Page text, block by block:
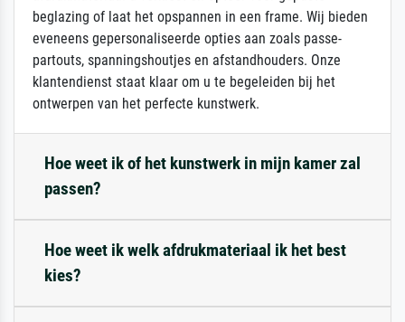
beglazing of laat het opspannen in een frame. Wij bieden
eveneens gepersonaliseerde opties aan zoals passe-
partouts, spanningshoutjes en afstandhouders. Onze
klantendienst staat klaar om u te begeleiden bij het
ontwerpen van het perfecte kunstwerk.
Hoe weet ik of het kunstwerk in mijn kamer zal
passen?
Hoe weet ik welk afdrukmateriaal ik het best
kies?